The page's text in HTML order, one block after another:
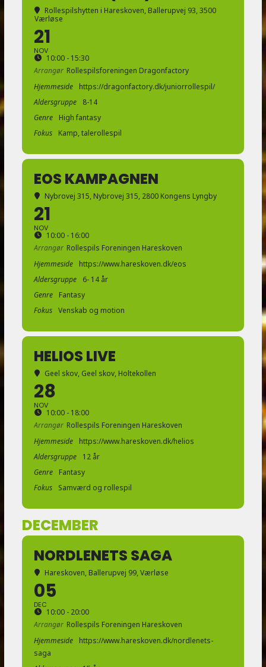
Rollespilshytten i Hareskoven, Ballerupvej 93, 3500
Værløse
21
NOV
10:00 - 15:30
Arrangør Rollespilsforeningen Dragonfactory
Hjemmeside
https://dragonfactory.dk/juniorrollespil/
Aldersgruppe
8-14
Genre
High fantasy
Fokus
Kamp, talerollespil
EOS KAMPAGNEN
Nybrovej 315, Nybrovej 315, 2800 Kongens Lyngby
21
NOV
10:00 - 16:00
Arrangør Rollespils Foreningen Hareskoven
Hjemmeside
https://www.hareskoven.dk/eos
Aldersgruppe
6- 14 år
Genre
Fantasy
Fokus
Venskab og motion
HELIOS LIVE
Geel skov, Geel skov, Holtekollen
28
NOV
10:00 - 18:00
Arrangør Rollespils Foreningen Hareskoven
Hjemmeside
https://www.hareskoven.dk/helios
Aldersgruppe
12 år
Genre
Fantasy
Fokus
Samværd og rollespil
DECEMBER
NORDLENETS SAGA
Hareskoven, Ballerupvej 99, Værløse
05
DEC
10:00 - 20:00
Arrangør Rollespils Foreningen Hareskoven
Hjemmeside
https://www.hareskoven.dk/nordlenets-
saga